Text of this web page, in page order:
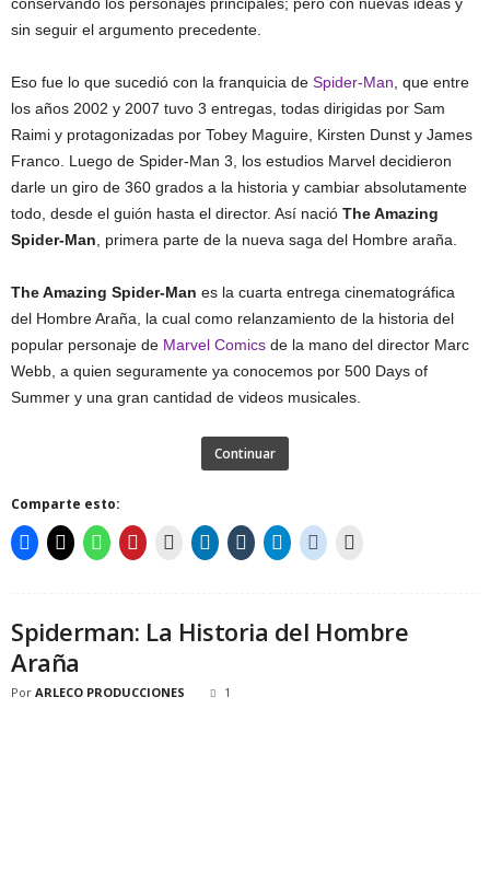
sin seguir el argumento precedente.
Eso fue lo que sucedió con la franquicia de Spider-Man , que entre
los años 2002 y 2007 tuvo 3 entregas, todas dirigidas por Sam
Raimi y protagonizadas por Tobey Maguire, Kirsten Dunst y James
Franco. Luego de Spider-Man 3, los estudios Marvel decidieron
darle un giro de 360 grados a la historia y cambiar absolutamente
todo, desde el guión hasta el director. Así nació The Amazing
Spider-Man , primera parte de la nueva saga del Hombre araña.
The Amazing Spider-Man es la cuarta entrega cinematográfica
del Hombre Araña, la cual como relanzamiento de la historia del
popular personaje de Marvel Comics de la mano del director Marc
Webb, a quien seguramente ya conocemos por 500 Days of
Summer y una gran cantidad de videos musicales.
Continuar
Comparte esto:
Spiderman: La Historia del Hombre
Araña
Por ARLECO PRODUCCIONES 1